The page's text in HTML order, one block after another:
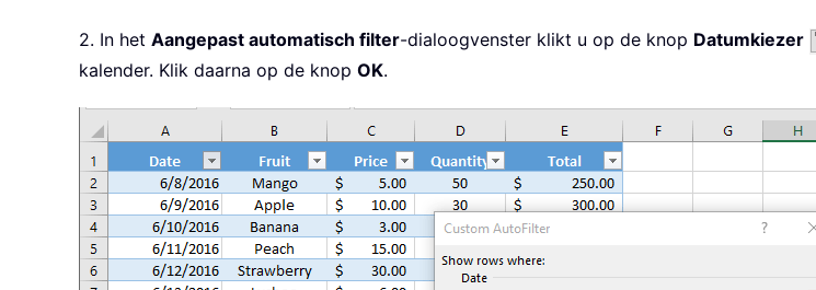
2. In het Aangepast automatisch filter-dialoogvenster klikt u op de knop Datumkiezer
kalender. Klik daarna op de knop OK.